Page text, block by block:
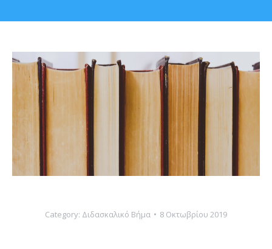
Category: Διδασκαλικό Βήμα 8 Οκτωβρίου 2019